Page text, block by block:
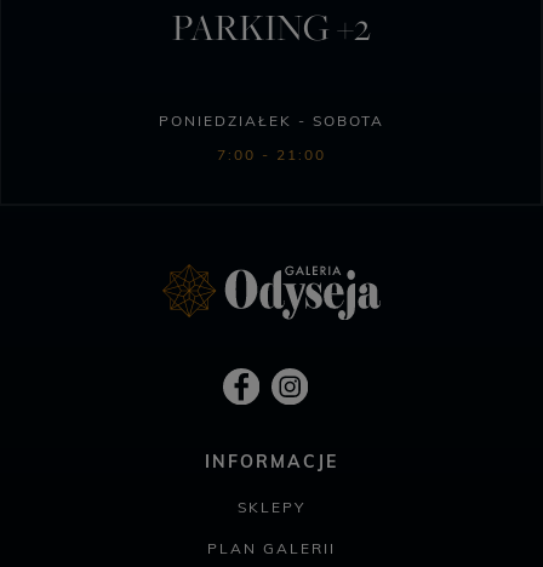
PARKING +2
PONIEDZIAŁEK - SOBOTA
7:00 - 21:00
INFORMACJE
SKLEPY
PLAN GALERII